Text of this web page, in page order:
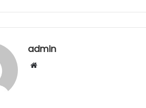
s
s
e
g
er
er
e
st
at
s
A
p
m
bl
ar
e
admin